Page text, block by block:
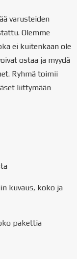
varusteiden
Olemme
ei kuitenkaan ole
ostaa ja myydä
Ryhmä toimii
liittymään
kuvaus, koko ja
pakettia